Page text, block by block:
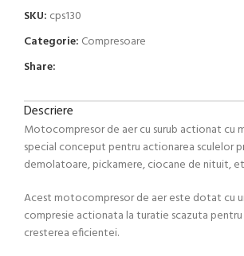
SKU: cps130
Categorie: Compresoare
Share:
Descriere
Motocompresor de aer cu surub actionat cu
special conceput pentru actionarea sculelor
demolatoare, pickamere, ciocane de nituit,
Acest motocompresor de aer este dotat cu
compresie actionata la turatie scazuta pentru
cresterea eficientei.